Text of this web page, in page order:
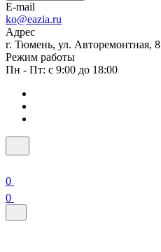
E-mail
ko@eazia.ru
Адрес
г. Тюмень, ул. Авторемонтная, 8
Режим работы
Пн - Пт: с 9:00 до 18:00
0
0